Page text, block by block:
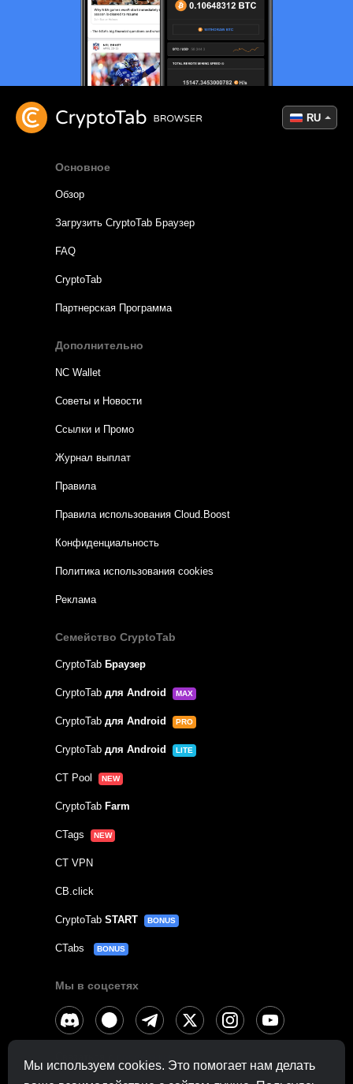
Мы используем cookies. Это помогает нам делать
Основное
Обзор
Загрузить CryptoTab Браузер
FAQ
CryptoTab
Партнерская Программа
Дополнительно
NC Wallet
Советы и Новости
Ссылки и Промо
Журнал выплат
Правила
Правила использования Cloud.Boost
Конфиденциальность
Политика использования cookies
Реклама
Семейство CryptoTab
CryptoTab Браузер
CryptoTab для Android MAX
CryptoTab для Android PRO
CryptoTab для Android LITE
CT Pool NEW
CryptoTab Farm
CTags NEW
CT VPN
CB.click
CryptoTab START BONUS
CTabs BONUS
Мы в соцсетях
RU